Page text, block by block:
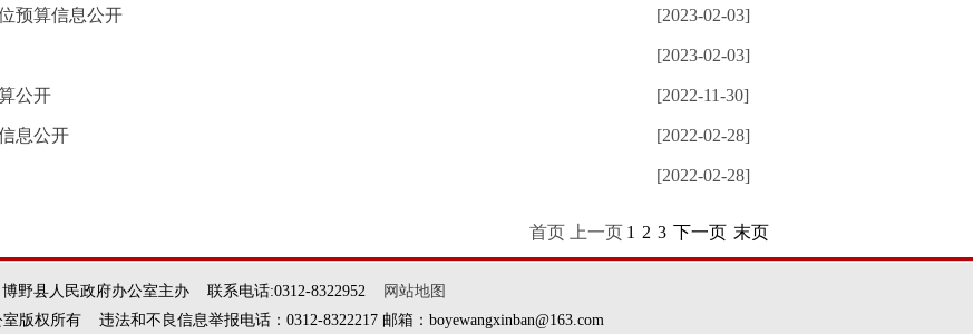
预算信息公开 [2023-02-03]
[2023-02-03]
公开 [2022-11-30]
息公开 [2022-02-28]
[2022-02-28]
首页 上一页 1 2 3 下一页 末页
博野县人民政府办公室主办 联系电话:0312-8322952
网站地图
版权所有 违法和不良信息举报电话：0312-8322217 邮箱：boyewangxinban@163.com